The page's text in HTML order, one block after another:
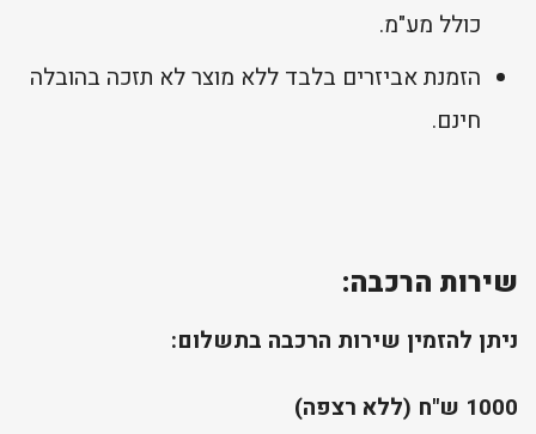
כולל מע"מ.
הזמנת אביזרים בלבד ללא מוצר לא תזכה בהובלה
חינם.
שירות הרכבה:
ניתן להזמין שירות הרכבה בתשלום:
1000 ש"ח (ללא רצפה)